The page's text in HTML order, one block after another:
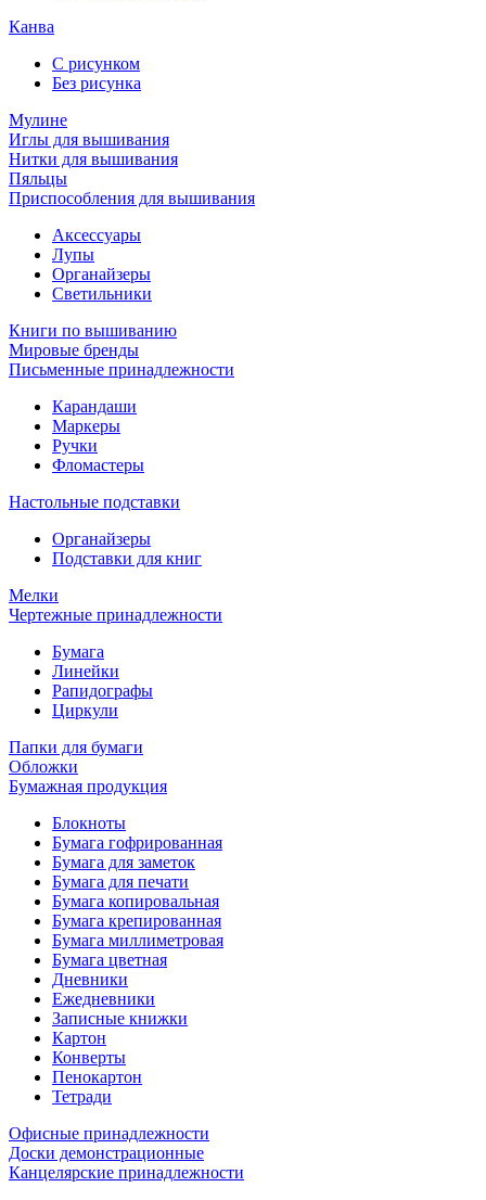
Канва
С рисунком
Без рисунка
Мулине
Иглы для вышивания
Нитки для вышивания
Пяльцы
Приспособления для вышивания
Аксессуары
Лупы
Органайзеры
Светильники
Книги по вышиванию
Мировые бренды
Письменные принадлежности
Карандаши
Маркеры
Ручки
Фломастеры
Настольные подставки
Органайзеры
Подставки для книг
Мелки
Чертежные принадлежности
Бумага
Линейки
Рапидографы
Циркули
Папки для бумаги
Обложки
Бумажная продукция
Блокноты
Бумага гофрированная
Бумага для заметок
Бумага для печати
Бумага копировальная
Бумага крепированная
Бумага миллиметровая
Бумага цветная
Дневники
Ежедневники
Записные книжки
Картон
Конверты
Пенокартон
Тетради
Офисные принадлежности
Доски демонстрационные
Канцелярские принадлежности